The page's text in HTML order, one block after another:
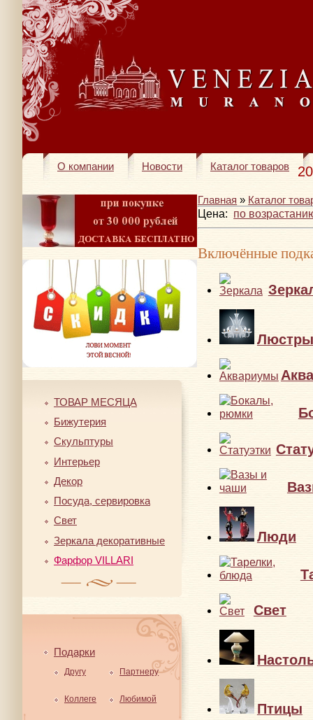
О компании Новости Каталог товаров
ТОВАР МЕСЯЦА
Бижутерия
Скульптуры
Интерьер
Декор
Посуда, сервировка
Свет
Зеркала декоративные
Фарфор VILLARI
Подарки
Другу Партнеру
Коллеге Любимой
Главная » Каталог
Цена: по
Включённые
Люстры
Люди
Свет
Птицы